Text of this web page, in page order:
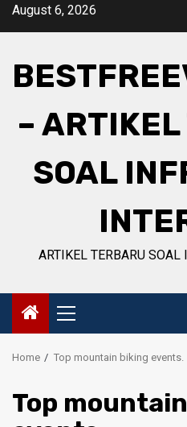
SkipAugust 6, 2026
–
SOAL
ARTIKEL TERBARU
Primary
Menu
Home Top mountain biking events.
Top